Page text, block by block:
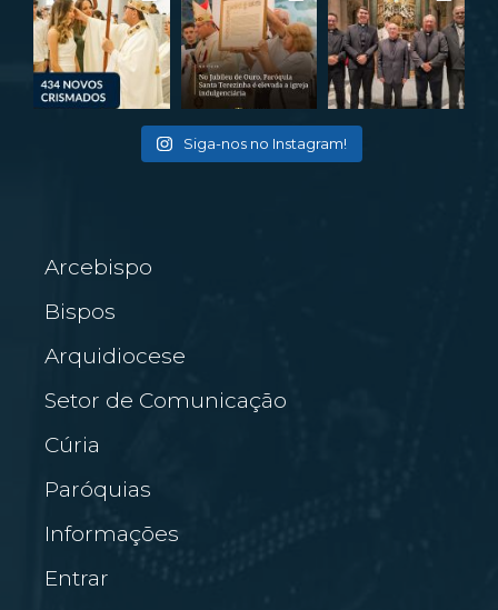
Siga-nos no Instagram!
Arcebispo
Bispos
Arquidiocese
Setor de Comunicação
Cúria
Paróquias
Informações
Entrar